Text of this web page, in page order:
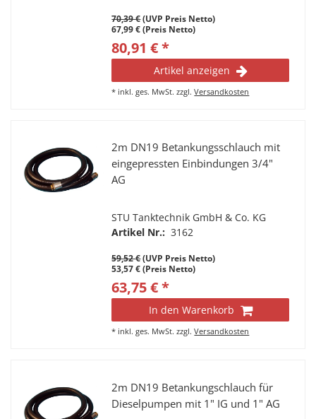
70,39 €(UVP Preis Netto)
67,99 € (Preis Netto)
80,91 € *
Artikel anzeigen
* inkl. ges. MwSt. zzgl.Versandkosten
2m DN19 Betankungsschlauch mit
eingepressten Einbindungen 3/4"
AG
STU Tanktechnik GmbH & Co. KG
Artikel Nr.: 3162
59,52 €(UVP Preis Netto)
53,57 € (Preis Netto)
63,75 € *
In den Warenkorb
* inkl. ges. MwSt. zzgl.Versandkosten
2m DN19 Betankungschlauch für
Dieselpumpen mit 1" IG und 1" AG